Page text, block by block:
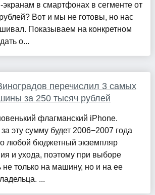
экранам в смартфонах в сегменте от
Вот и мы не готовы, но нас
Показываем на конкретном
о...
перечислил 3 самых
за 250 тысяч рублей
флагманский iPhone.
эту сумму будет 2006−2007 года
любой бюджетный экземпляр
и ухода, поэтому при выборе
не только на машину, но и на ее
...